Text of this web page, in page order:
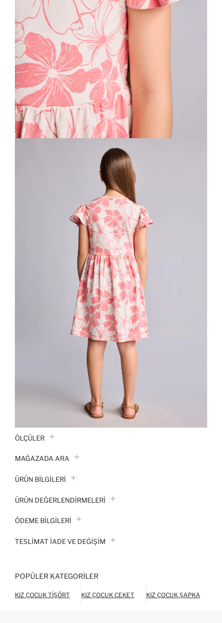
ÖLÇÜLER
MAĞAZADA ARA
ÜRÜN BILGILERI
ÜRÜN DEĞERLENDİRMELERİ
ÖDEME BİLGİLERİ
TESLIMAT İADE VE DEĞIŞIM
POPÜLER KATEGORILER
KIZ ÇOCUK TIŞÖRT KIZ ÇOCUK CEKET KIZ ÇOCUK ŞAPKA